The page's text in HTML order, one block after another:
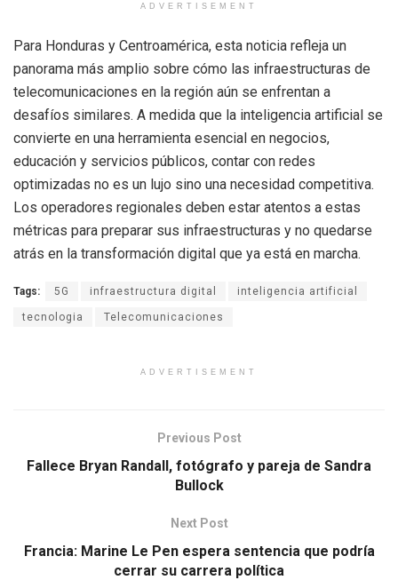
ADVERTISEMENT
Para Honduras y Centroamérica, esta noticia refleja un
panorama más amplio sobre cómo las infraestructuras de
telecomunicaciones en la región aún se enfrentan a
desafíos similares. A medida que la inteligencia artificial se
convierte en una herramienta esencial en negocios,
educación y servicios públicos, contar con redes
optimizadas no es un lujo sino una necesidad competitiva.
Los operadores regionales deben estar atentos a estas
métricas para preparar sus infraestructuras y no quedarse
atrás en la transformación digital que ya está en marcha.
Tags: 5G infraestructura digital inteligencia artificial
tecnologia Telecomunicaciones
ADVERTISEMENT
Previous Post
Fallece Bryan Randall, fotógrafo y pareja de Sandra
Bullock
Next Post
Francia: Marine Le Pen espera sentencia que podría
cerrar su carrera política